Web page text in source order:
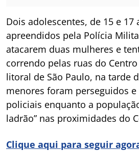
Dois adolescentes, de 15 e 17
apreendidos pela Polícia
atacarem duas mulheres e
correndo pelas ruas do
litoral de São Paulo, na tarde
menores foram perseguidos
policiais enquanto a
ladrão” nas proximidades do
Clique aqui para seguir